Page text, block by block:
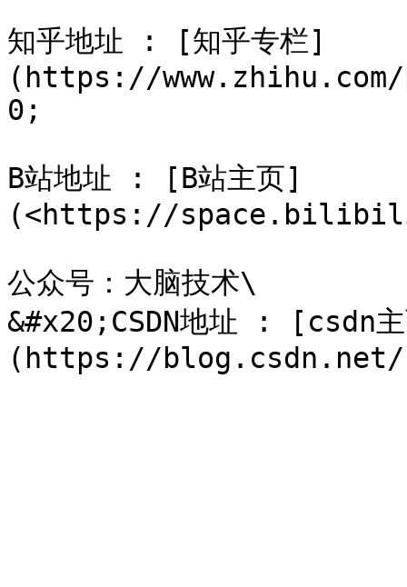
知乎地址 : [知乎专栏]
(https://
0;
B站地址 : [B站主页]
(<https://
公众号：大脑技术\
&#x20;CSDN地址 : [csdn